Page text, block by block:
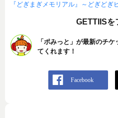
『どぎまぎメモリアル』～どぎどぎ
GETTIISを
「ポみっと」が最新のチ
てくれます！